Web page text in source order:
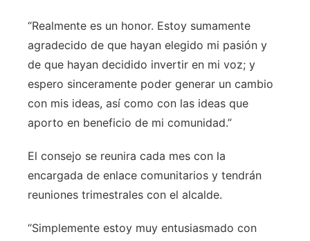
“Realmente es un honor. Estoy sumamente
agradecido de que hayan elegido mi pasión y
de que hayan decidido invertir en mi voz; y
espero sinceramente poder generar un cambio
con mis ideas, así como con las ideas que
aporto en beneficio de mi comunidad.”
El consejo se reunira cada mes con la
encargada de enlace comunitarios y tendrán
reuniones trimestrales con el alcalde.
“Simplemente estoy muy entusiasmado con